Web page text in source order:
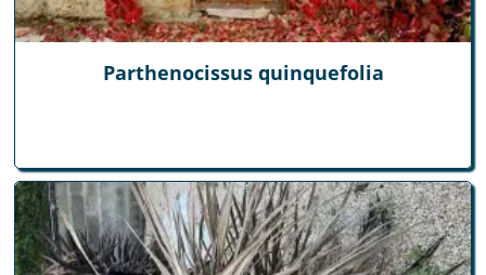
Parthenocissus quinquefolia